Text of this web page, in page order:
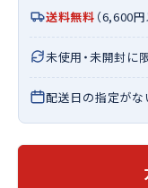
送料無料 （6,600
未使用・未開封に
配送日の指定がな